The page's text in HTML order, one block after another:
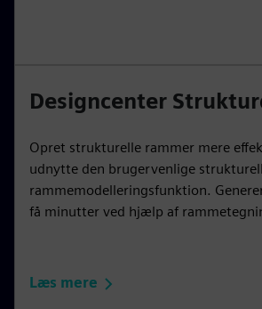
Designcenter
Opret strukturelle rammer mere
udnytte den brugervenlige
rammemodelleringsfunktion.
få minutter ved hjælp af
Læs mere